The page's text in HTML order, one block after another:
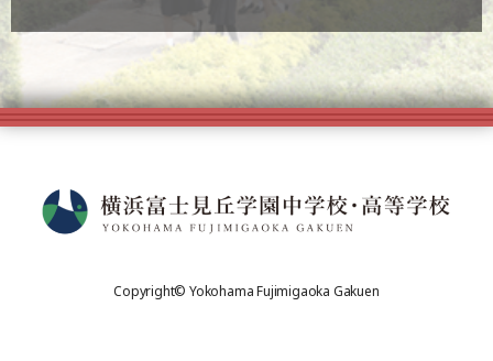
Copyright© Yokohama Fujimigaoka Gakuen